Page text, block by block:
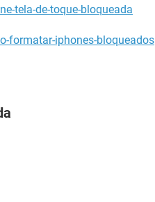
tela-de-toque-bloqueada
formatar-iphones-bloqueados